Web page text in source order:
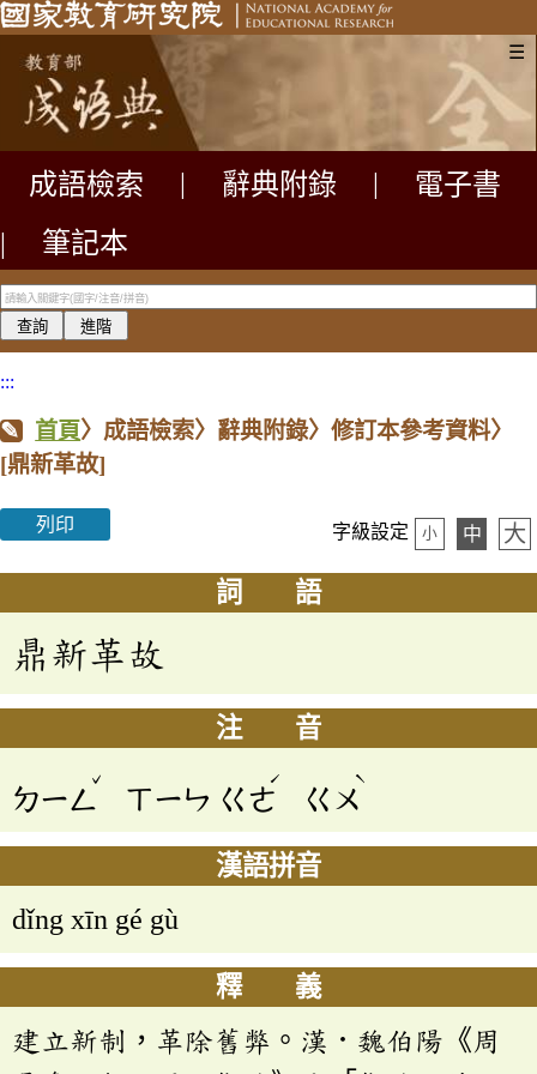
☰
成語檢索 辭典附錄
電子書
|
筆記本
:::
首頁〉成語檢索〉辭典附錄〉修訂本參考資料〉
[鼎新革故]
列印 字級設定 小 中 大
詞 語
鼎新革故
注 音
ㄉㄧㄥ
ˇ
ㄒㄧㄣ ㄍㄜ
ˊ
ㄍㄨ
ˋ
漢語拼音
dǐng xīn gé gù
釋 義
建立新制，革除舊弊。漢．魏伯陽《周